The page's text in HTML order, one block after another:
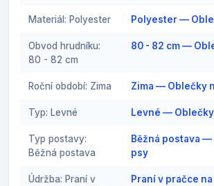
Materiál: Polyester Polyester —
Obvod hrudníku:
80 - 82 cm
80 - 82 cm —
Roční období: Zima Zima — Oblečky
Typ: Levné Levné —
Typ postavy:
Běžná postava
Běžná postava —
psy
Údržba: Praní v
Praní v pračce